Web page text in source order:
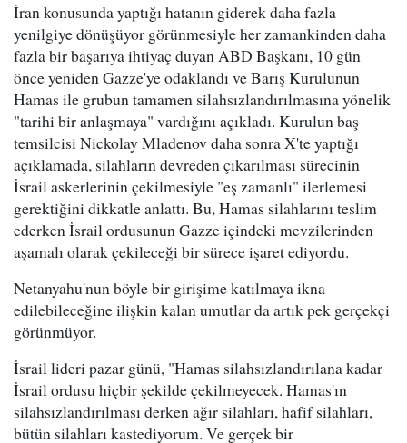
İran konusunda yaptığı hatanın giderek daha fazla
yenilgiye dönüşüyor görünmesiyle her zamankinden daha
fazla bir başarıya ihtiyaç duyan ABD Başkanı, 10 gün
önce yeniden Gazze'ye odaklandı ve Barış Kurulunun
Hamas ile grubun tamamen silahsızlandırılmasına yönelik
"tarihi bir anlaşmaya" vardığını açıkladı. Kurulun baş
temsilcisi Nickolay Mladenov daha sonra X'te yaptığı
açıklamada, silahların devreden çıkarılması sürecinin
İsrail askerlerinin çekilmesiyle "eş zamanlı" ilerlemesi
gerektiğini dikkatle anlattı. Bu, Hamas silahlarını teslim
ederken İsrail ordusunun Gazze içindeki mevzilerinden
aşamalı olarak çekileceği bir sürece işaret ediyordu.
Netanyahu'nun böyle bir girişime katılmaya ikna
edilebileceğine ilişkin kalan umutlar da artık pek gerçekçi
görünmüyor.
İsrail lideri pazar günü, "Hamas silahsızlandırılana kadar
İsrail ordusu hiçbir şekilde çekilmeyecek. Hamas'ın
silahsızlandırılması derken ağır silahları, hafif silahları,
bütün silahları kastediyorum. Ve gerçek bir